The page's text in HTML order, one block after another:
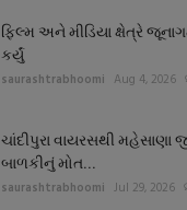
ફિલ્મ અને મીડિયા ક્ષેત્રે
કર્યું
saurashtrabhoomi Aug 4, 2026
ચાંદીપુરા વાયરસથી મહેસાણા
બાળકીનું મોત...
saurashtrabhoomi Jul 29, 2026